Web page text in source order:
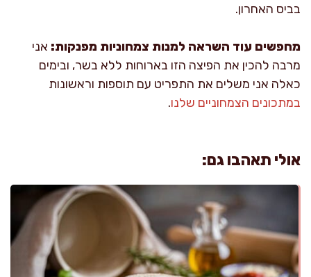
בביס האחרון.
מחפשים עוד השראה למנות צמחוניות מפנקות: אני
מרבה להכין את הפיצה הזו בארוחות ללא בשר, ובימים
כאלה אני משלים את התפריט עם תוספות וראשונות
במתכונים הצמחוניים שלנו.
אולי תאהבו גם: